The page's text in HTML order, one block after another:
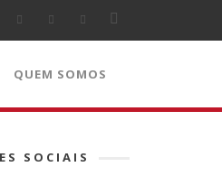
QUEM SOMOS
SOCIAIS